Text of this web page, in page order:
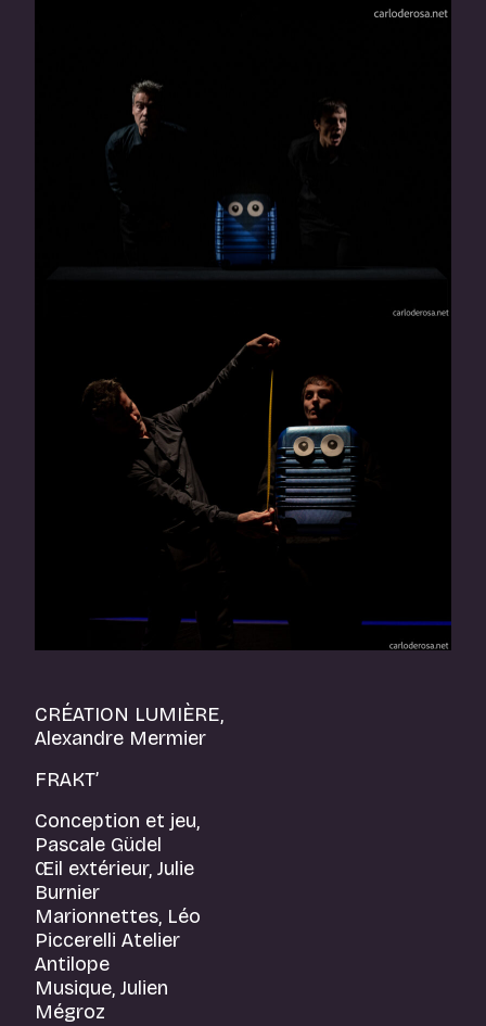
CRÉATION LUMIÈRE,
Alexandre Mermier
FRAKT’
Conception et jeu,
Pascale Güdel
Œil extérieur, Julie
Burnier
Marionnettes, Léo
Piccerelli Atelier
Antilope
Musique, Julien
Mégroz